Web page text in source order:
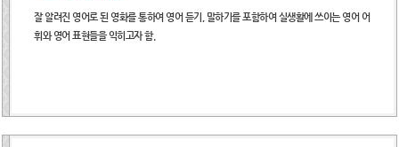
잘 알려진 영어로 된 영화를 통하여 영어 듣기, 말하기를 포함하여 실생활에 쓰이는 영어 어
휘와 영어 표현들을 익히고자 함.